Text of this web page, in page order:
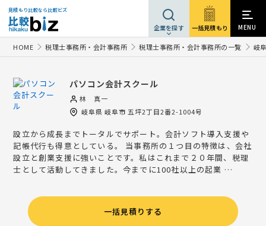
見積もり比較なら比較ビズ
企業を探す 一括見積もり MENU
HOME 税理士事務所・会計事務所 税理士事務所・会計事務所の一覧 岐
パソコン会計スクール
林 真一
岐阜県 岐阜市 五坪2丁目2番2-1004号
設立から成長までトータルでサポート。会計ソフト導入支援や
記帳代行も得意としている。 当事務所の１つ目の特徴は、会社
設立と創業支援に強いことです。私はこれまで２０年間、税理
士として活動してきました。今までに100社以上の起業 …
一括見積りする